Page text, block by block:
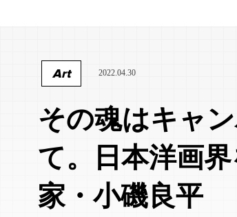
Art 2022.04.30
その魂はキャ
て。日本洋画
家・小磯良平